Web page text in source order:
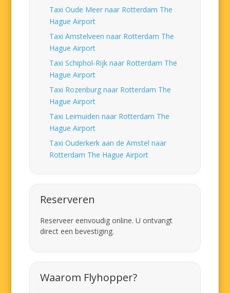
Taxi Oude Meer naar Rotterdam The
Hague Airport
Taxi Amstelveen naar Rotterdam The
Hague Airport
Taxi Schiphol-Rijk naar Rotterdam The
Hague Airport
Taxi Rozenburg naar Rotterdam The
Hague Airport
Taxi Leimuiden naar Rotterdam The
Hague Airport
Taxi Ouderkerk aan de Amstel naar
Rotterdam The Hague Airport
Reserveren
Reserveer eenvoudig online. U ontvangt
direct een bevestiging.
Waarom Flyhopper?